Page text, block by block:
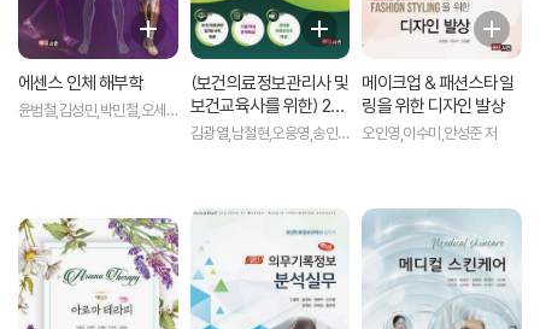
에센스 인체 해부학
윤범철,김성민,박민철,오세
(보건의료정보관리사 및
보건교육사를 위한) 202
5~2026 보건의료 관계
김광열,남철현,오웅영,송인
메이크업 & 패션스타일
링을 위한 디자인 발상
오인영,이수미,안성준 저